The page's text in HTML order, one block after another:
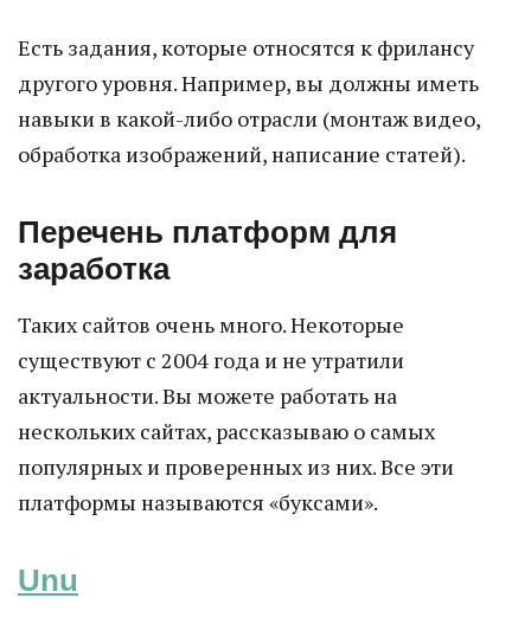
Есть задания, которые относятся к фрилансу
другого уровня. Например, вы должны иметь
навыки в какой-либо отрасли (монтаж видео,
обработка изображений, написание статей).
Перечень платформ для
заработка
Таких сайтов очень много. Некоторые
существуют с 2004 года и не утратили
актуальности. Вы можете работать на
нескольких сайтах, рассказываю о самых
популярных и проверенных из них. Все эти
платформы называются «буксами».
Unu